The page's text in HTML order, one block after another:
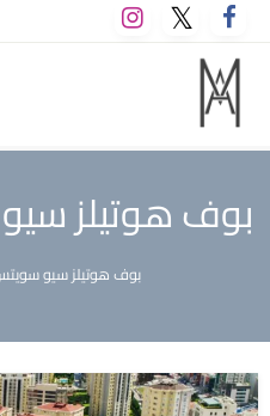
التخطي
إلى
المحتوى
M A hotels | إم ايه هوتيلز
الموقع الأول للعاملين في
بوف هوتيلز
بوف هوتيلز سيو